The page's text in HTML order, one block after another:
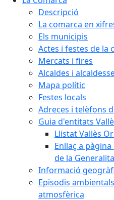
Descripció
La comarca en
Els municipis
Actes i festes de la
Mercats i fires
Alcaldes i
Mapa polític
Festes locals
Adreces i telèfons
Guia d'entitats
Llistat Vallès
Enllaç a
de la
Informació
Episodis
atmosfèrica